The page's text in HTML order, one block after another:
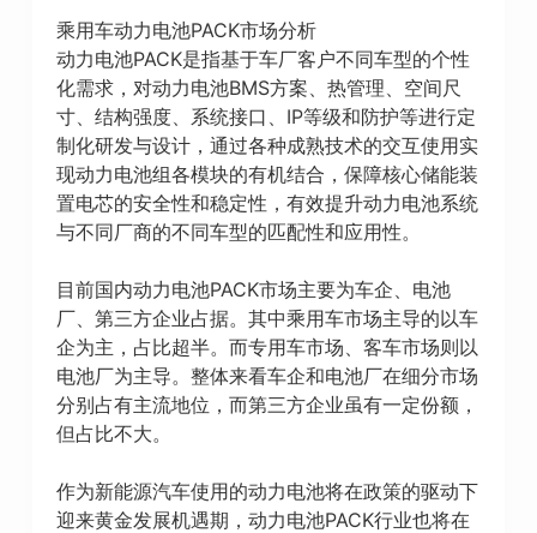
乘用车动力电池PACK市场分析
动力电池PACK是指基于车厂客户不同车型的个性
化需求，对动力电池BMS方案、热管理、空间尺
寸、结构强度、系统接口、IP等级和防护等进行定
制化研发与设计，通过各种成熟技术的交互使用实
现动力电池组各模块的有机结合，保障核心储能装
置电芯的安全性和稳定性，有效提升动力电池系统
与不同厂商的不同车型的匹配性和应用性。
目前国内动力电池PACK市场主要为车企、电池
厂、第三方企业占据。其中乘用车市场主导的以车
企为主，占比超半。而专用车市场、客车市场则以
电池厂为主导。整体来看车企和电池厂在细分市场
分别占有主流地位，而第三方企业虽有一定份额，
但占比不大。
作为新能源汽车使用的动力电池将在政策的驱动下
迎来黄金发展机遇期，动力电池PACK行业也将在